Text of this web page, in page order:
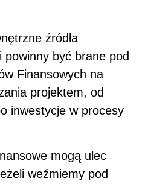
źródła
powinny być brane pod
Finansowych na
projektem, od
inwestycje w procesy
mogą ulec
weźmiemy pod